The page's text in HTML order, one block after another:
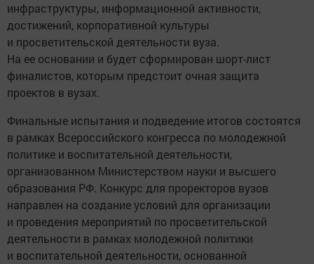
инфраструктуры, информационной активности,
достижений, корпоративной культуры
и просветительской деятельности вуза.
На ее основании и будет сформирован шорт-лист
финалистов, которым предстоит очная защита
проектов в вузах.
Финальные испытания и подведение итогов состоятся
в рамках Всероссийского конгресса по молодежной
политике и воспитательной деятельности,
организованном Министерством науки и высшего
образования РФ. Конкурс для проректоров вузов
направлен на создание условий для организации
и проведения мероприятий по просветительской
деятельности в рамках молодежной политики
и воспитательной деятельности, основанной